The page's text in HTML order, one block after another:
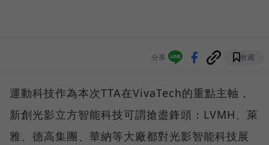
分享 收藏
運動科技作為本次TTA在VivaTech的重點主軸，
新創光影立方智能科技可謂搶盡鋒頭：LVMH、萊
雅、德高集團、華納等大廠都對光影智能科技展